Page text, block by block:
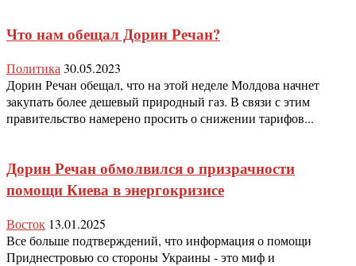
Что нам обещал Дорин Речан?
Политика 30.05.2023
Дорин Речан обещал, что на этой неделе Молдова начнет
закупать более дешевый природный газ. В связи с этим
правительство намерено просить о снижении тарифов...
Дорин Речан обмолвился о призрачности
помощи Киева в энергокризисе
Восток 13.01.2025
Все больше подтверждений, что информация о помощи
Приднестровью со стороны Украины - это миф и